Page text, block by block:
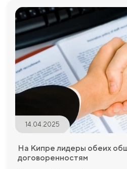
14.04.2025
На Кипре лидеры обеих
договоренностям